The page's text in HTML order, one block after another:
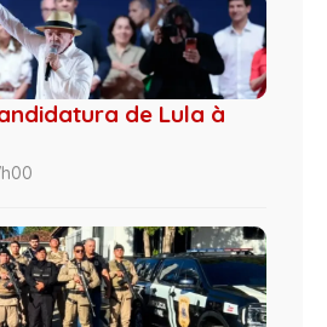
de Lula à